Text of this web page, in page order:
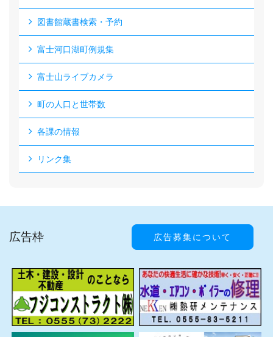
図書館蔵書検索・予約
富士河口湖町例規集
富士山ライブカメラ
町の人口と世帯数
各課の情報
リンク集
広告枠 広告募集について